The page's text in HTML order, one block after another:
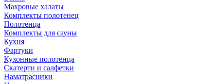
Махровые халаты
Комплекты полотенец
Полотенца
Комплекты для сауны
Кухня
Фартуки
Кухонные полотенца
Скатерти и салфетки
Наматрасники